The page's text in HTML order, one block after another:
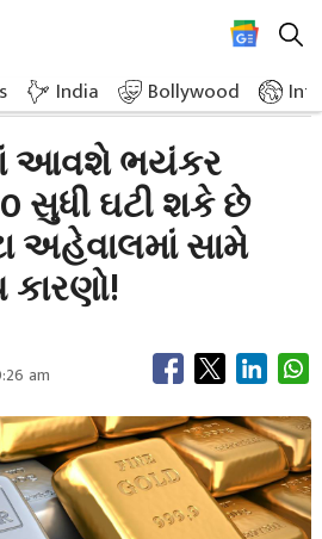
India Bollywood
The Price Of Gold Fall Drastically
આવશે ભયંકર
સુધી ઘટી શકે છે
અહેવાલમાં સામે
am